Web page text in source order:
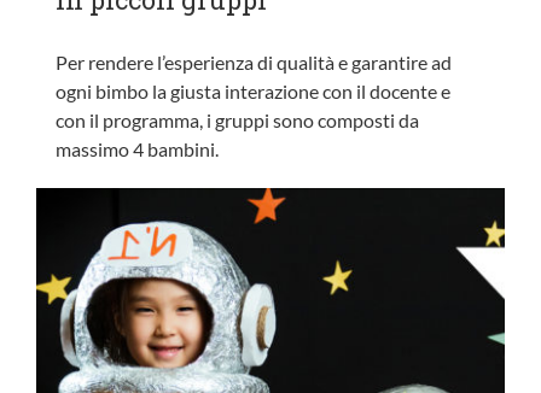
Per rendere l’esperienza di qualità e garantire ad
ogni bimbo la giusta interazione con il docente e
con il programma, i gruppi sono composti da
massimo 4 bambini.